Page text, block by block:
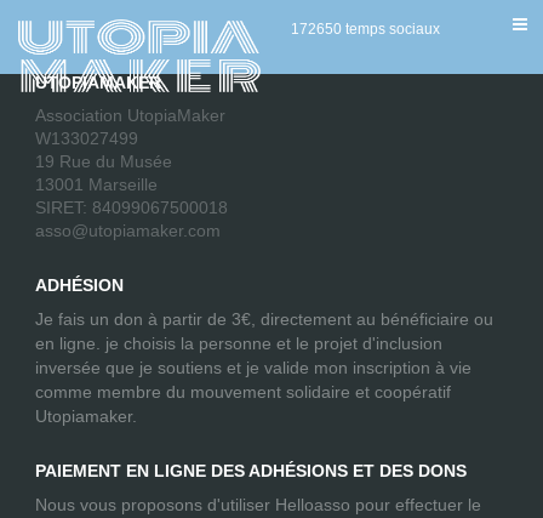
172650 temps sociaux
UTOPIAMAKER
Association UtopiaMaker
W133027499
19 Rue du Musée
13001 Marseille
SIRET: 84099067500018
asso@utopiamaker.com
ADHÉSION
Je fais un don à partir de 3€, directement au bénéficiaire ou
en ligne. je choisis la personne et le projet d'inclusion
inversée que je soutiens et je valide mon inscription à vie
comme membre du mouvement solidaire et coopératif
Utopiamaker.
PAIEMENT EN LIGNE DES ADHÉSIONS ET DES DONS
Nous vous proposons d'utiliser Helloasso pour effectuer le